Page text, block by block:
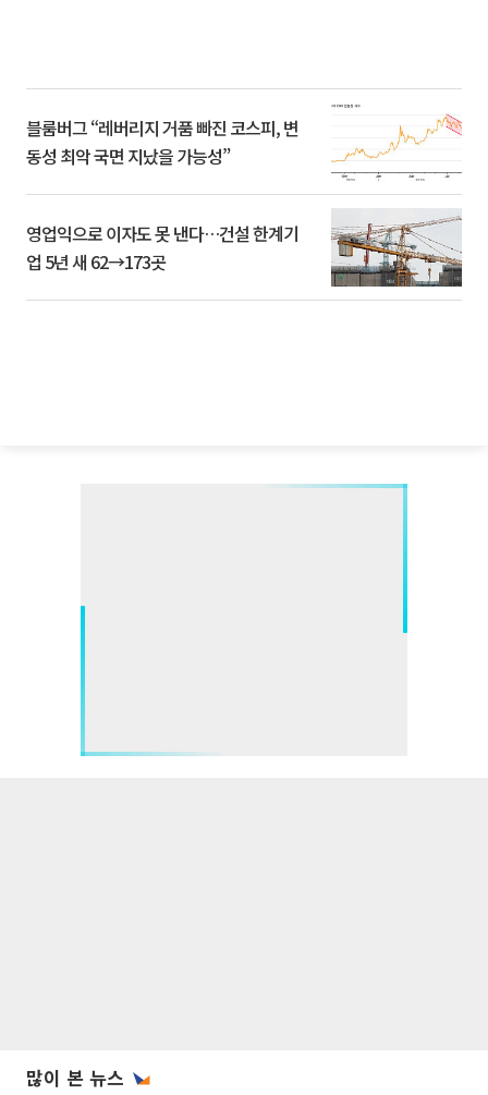
블룸버그 “레버리지 거품 빠진 코스피, 변
동성 최악 국면 지났을 가능성”
영업익으로 이자도 못 낸다…건설 한계기
업 5년 새 62→173곳
많이 본 뉴스